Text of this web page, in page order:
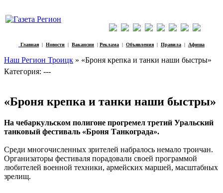
Главная | Новости | Вакансии | Реклама | Объявления | Правила | Афиша
Наш Регион Троицк » «Броня крепка и танки наши быстры»
Категория: ---
«Броня крепка и танки наши быстры»
На чебаркульском полигоне прогремел третий Уральский
танковый фестиваль «Броня Танкограда».
Среди многочисленных зрителей набралось немало троичан.
Организаторы фестиваля порадовали своей программой
любителей военной техники, армейских маршей, масштабных
зрелищ.